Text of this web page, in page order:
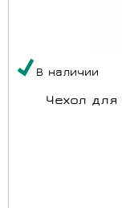
В наличии
Чехол для